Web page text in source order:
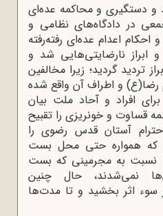
دستگیری و محاکمه عده‌ای
در دادگاه‌های نظامی و
اعدام عده‌ای رفته‌رفته
ابراز نارضایتی‌هایی شد و
تردید گردید؛ زیرا مخالفین
و اطراف آن واقع شده
افراد و آحاد ملت بیان
قساوت و خونریزی را تقبیح
آستان قدس رضوی را
که همواره حتی محل بست
نسبت به مجرمینی که بست
نمی‌شدند، حال چنین
سوء اثر بخشید و تا مدت‌ها